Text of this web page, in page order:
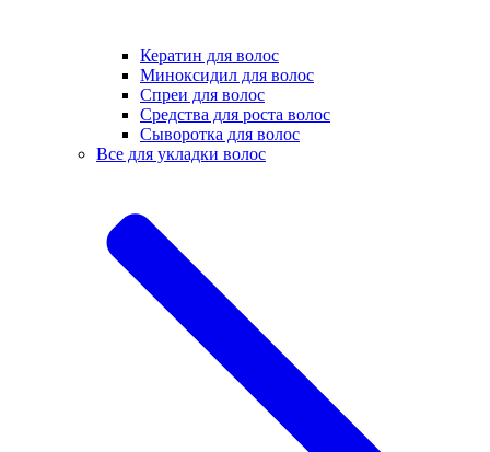
Кератин для волос
Миноксидил для волос
Спреи для волос
Средства для роста волос
Сыворотка для волос
Все для укладки волос